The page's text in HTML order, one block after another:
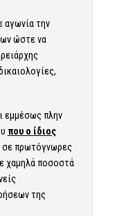
αγωνία την
ώστε να
εμμέσως πλην
που ο ίδιος
πρωτόγνωρες
χαμηλά ποσοστά
της